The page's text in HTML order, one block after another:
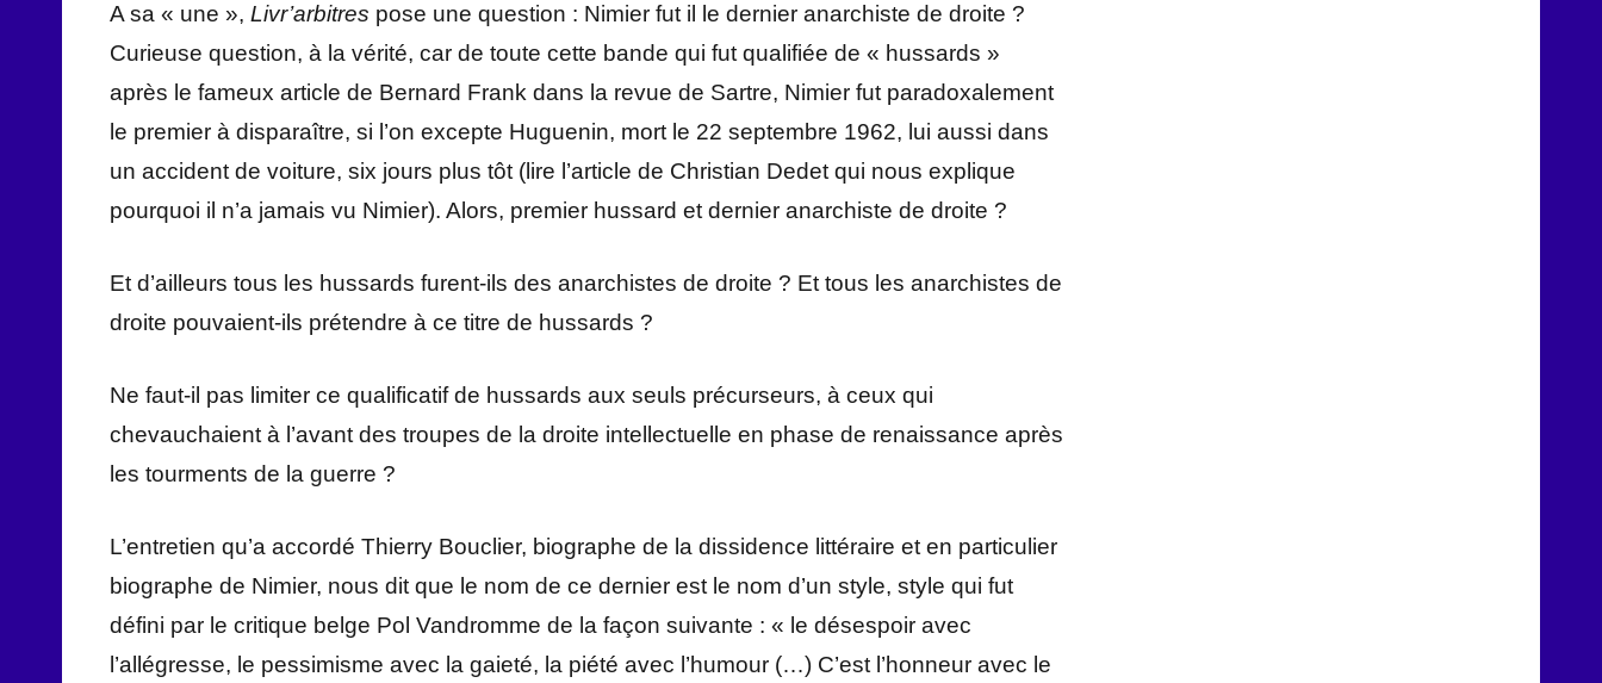
A sa « une », Livr’arbitres pose une question : Nimier fut il le dernier anarchiste de droite ?
Curieuse question, à la vérité, car de toute cette bande qui fut qualifiée de « hussards »
après le fameux article de Bernard Frank dans la revue de Sartre, Nimier fut paradoxalement
le premier à disparaître, si l’on excepte Huguenin, mort le 22 septembre 1962, lui aussi dans
un accident de voiture, six jours plus tôt (lire l’article de Christian Dedet qui nous explique
pourquoi il n’a jamais vu Nimier). Alors, premier hussard et dernier anarchiste de droite ?
Et d’ailleurs tous les hussards furent-ils des anarchistes de droite ? Et tous les anarchistes de
droite pouvaient-ils prétendre à ce titre de hussards ?
Ne faut-il pas limiter ce qualificatif de hussards aux seuls précurseurs, à ceux qui
chevauchaient à l’avant des troupes de la droite intellectuelle en phase de renaissance après
les tourments de la guerre ?
L’entretien qu’a accordé Thierry Bouclier, biographe de la dissidence littéraire et en particulier
biographe de Nimier, nous dit que le nom de ce dernier est le nom d’un style, style qui fut
défini par le critique belge Pol Vandromme de la façon suivante : « le désespoir avec
l’allégresse, le pessimisme avec la gaieté, la piété avec l’humour (…) C’est l’honneur avec le